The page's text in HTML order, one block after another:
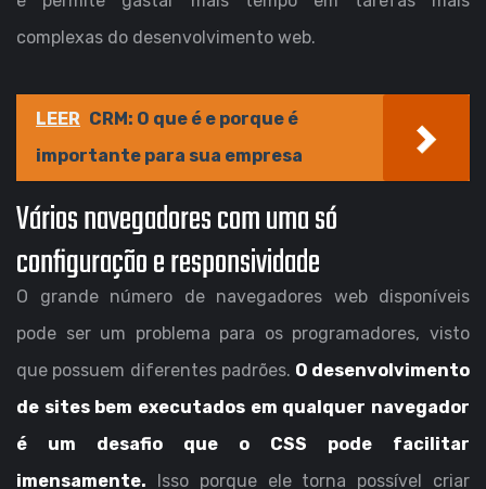
complexas do desenvolvimento web.
LEER CRM: O que é e porque é
importante para sua empresa
Vários navegadores com uma só
configuração e responsividade
O grande número de navegadores web disponíveis
pode ser um problema para os programadores, visto
que possuem diferentes padrões. O desenvolvimento
de sites bem executados em qualquer navegador
é um desafio que o CSS pode facilitar
imensamente. Isso porque ele torna possível criar